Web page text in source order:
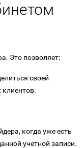
Это позволяет:
своей
клиентов.
когда уже есть
учетной записи.